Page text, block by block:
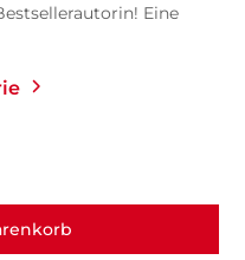
Eine